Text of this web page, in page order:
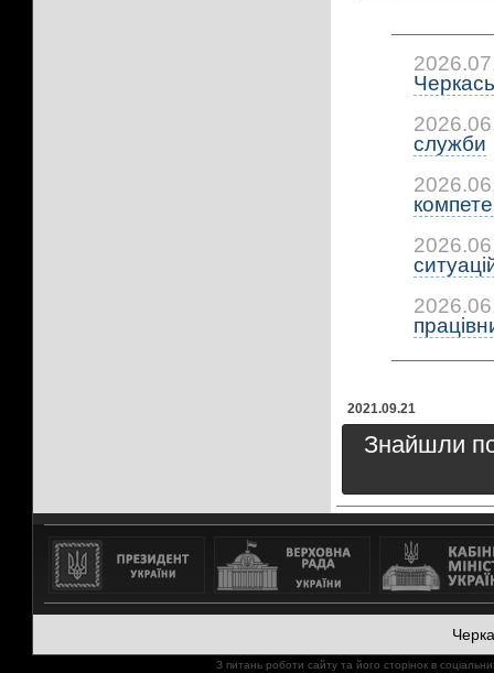
служби
2021.09.21
Знайшли
З питань роботи сайту та його сторінок в